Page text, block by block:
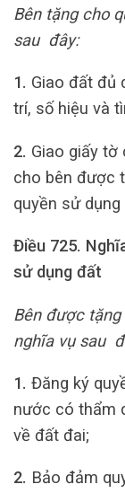
Bên tặng cho
sau đây:
1. Giao đất đủ
trí, số hiệu và
2. Giao giấy tờ
cho bên được
quyền sử dụng
Điều 725.
sử dụng đất
Bên được
nghĩa vụ sau
1. Đăng ký
nước có thẩm
về đất đai;
2. Bảo đảm